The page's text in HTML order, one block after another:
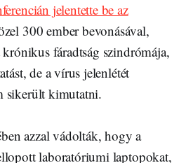
jelentette be az
300 ember bevonásával,
fáradtság szindrómája,
de a vírus jelenlétét
sikerült kimutatni.
azzal vádolták, hogy a
laboratóriumi laptopokat,